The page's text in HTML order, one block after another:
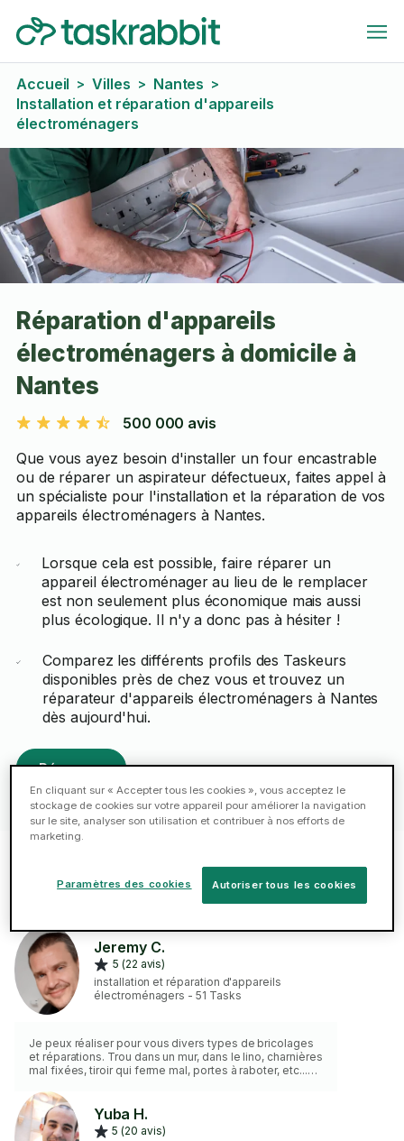
Accueil > Villes > Nantes >
Installation et réparation d'appareils
électroménagers
Réparation d'appareils
électroménagers à domicile à
Nantes
500 000 avis
Que vous ayez besoin d'installer un four encastrable
ou de réparer un aspirateur défectueux, faites appel à
un spécialiste pour l'installation et la réparation de vos
appareils électroménagers à Nantes.
Lorsque cela est possible, faire réparer un
appareil électroménager au lieu de le remplacer
est non seulement plus économique mais aussi
plus écologique. Il n'y a donc pas à hésiter !
Comparez les différents profils des Taskeurs
disponibles près de chez vous et trouvez un
réparateur d'appareils électroménagers à Nantes
dès aujourd'hui.
Réserver
Des Taskeurs disponibles à Nantes
Jeremy C.
5 (22 avis)
installation et réparation d'appareils
électroménagers - 51 Tasks
Je peux réaliser pour vous divers types de bricolages
et réparations. Trou dans un mur, dans le lino, charnières
mal fixées, tiroir qui ferme mal, portes à raboter, etc...
demande.
Yuba H.
5 (20 avis)
En cliquant sur « Accepter tous les cookies », vous acceptez le
stockage de cookies sur votre appareil pour améliorer la navigation
sur le site, analyser son utilisation et contribuer à nos efforts de
marketing.
Autoriser tous les cookies
Paramètres des cookies